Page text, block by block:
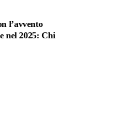
l’avvento
nel 2025: Chi